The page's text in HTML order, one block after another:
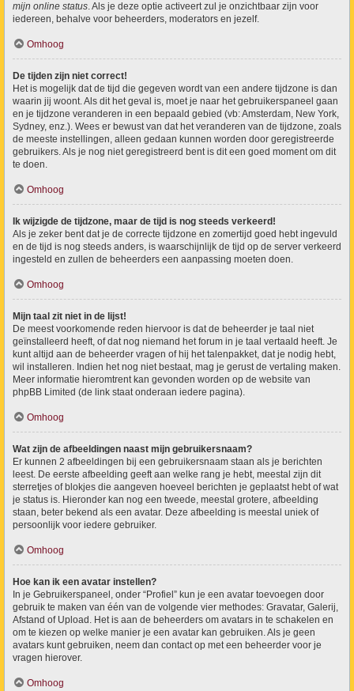
mijn online status. Als je deze optie activeert zul je onzichtbaar zijn voor
iedereen, behalve voor beheerders, moderators en jezelf.
Omhoog
De tijden zijn niet correct!
Het is mogelijk dat de tijd die gegeven wordt van een andere tijdzone is dan
waarin jij woont. Als dit het geval is, moet je naar het gebruikerspaneel gaan
en je tijdzone veranderen in een bepaald gebied (vb: Amsterdam, New York,
Sydney, enz.). Wees er bewust van dat het veranderen van de tijdzone, zoals
de meeste instellingen, alleen gedaan kunnen worden door geregistreerde
gebruikers. Als je nog niet geregistreerd bent is dit een goed moment om dit
te doen.
Omhoog
Ik wijzigde de tijdzone, maar de tijd is nog steeds verkeerd!
Als je zeker bent dat je de correcte tijdzone en zomertijd goed hebt ingevuld
en de tijd is nog steeds anders, is waarschijnlijk de tijd op de server verkeerd
ingesteld en zullen de beheerders een aanpassing moeten doen.
Omhoog
Mijn taal zit niet in de lijst!
De meest voorkomende reden hiervoor is dat de beheerder je taal niet
geïnstalleerd heeft, of dat nog niemand het forum in je taal vertaald heeft. Je
kunt altijd aan de beheerder vragen of hij het talenpakket, dat je nodig hebt,
wil installeren. Indien het nog niet bestaat, mag je gerust de vertaling maken.
Meer informatie hieromtrent kan gevonden worden op de website van
phpBB Limited (de link staat onderaan iedere pagina).
Omhoog
Wat zijn de afbeeldingen naast mijn gebruikersnaam?
Er kunnen 2 afbeeldingen bij een gebruikersnaam staan als je berichten
leest. De eerste afbeelding geeft aan welke rang je hebt, meestal zijn dit
sterretjes of blokjes die aangeven hoeveel berichten je geplaatst hebt of wat
je status is. Hieronder kan nog een tweede, meestal grotere, afbeelding
staan, beter bekend als een avatar. Deze afbeelding is meestal uniek of
persoonlijk voor iedere gebruiker.
Omhoog
Hoe kan ik een avatar instellen?
In je Gebruikerspaneel, onder “Profiel” kun je een avatar toevoegen door
gebruik te maken van één van de volgende vier methodes: Gravatar, Galerij,
Afstand of Upload. Het is aan de beheerders om avatars in te schakelen en
om te kiezen op welke manier je een avatar kan gebruiken. Als je geen
avatars kunt gebruiken, neem dan contact op met een beheerder voor je
vragen hierover.
Omhoog